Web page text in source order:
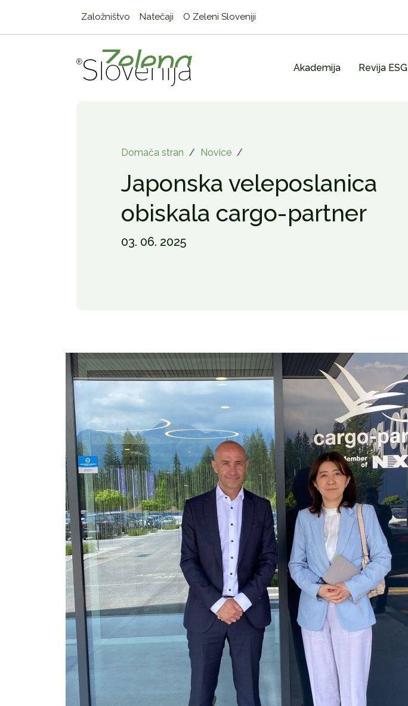
Založništvo Natečaji O Zeleni Sloveniji
Akademija Revija ESG
Domača stran / Novice /
Japonska veleposlanica
obiskala cargo-partner
03. 06. 2025